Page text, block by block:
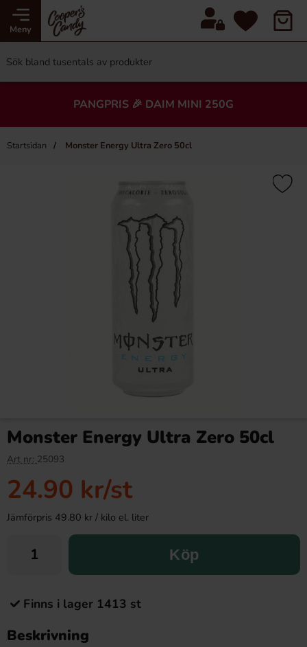
Meny
PANGPRIS 🎉 DAIM MINI 250G
Startsidan Monster Energy Ultra Zero 50cl
Monster Energy Ultra Zero 50cl
Art nr: 25093
24.90 kr/st
Jämförpris 49.80 kr / kilo el. liter
Köp
Finns i lager 1413 st
Beskrivning